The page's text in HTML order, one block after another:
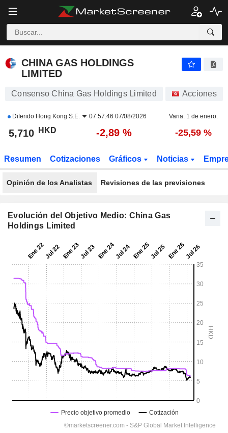
CHINA GAS HOLDINGS
LIMITED
Consenso China Gas Holdings Limited Acciones
Diferido Hong Kong S.E. 07:57:46 07/08/2026 Varia. 1 de enero.
5,710 HKD -2,89 % -25,59 %
Resumen Cotizaciones Gráficos Noticias
Opinión de los Analistas Revisiones de las previsiones
Evolución del Objetivo Medio: China Gas
Holdings Limited